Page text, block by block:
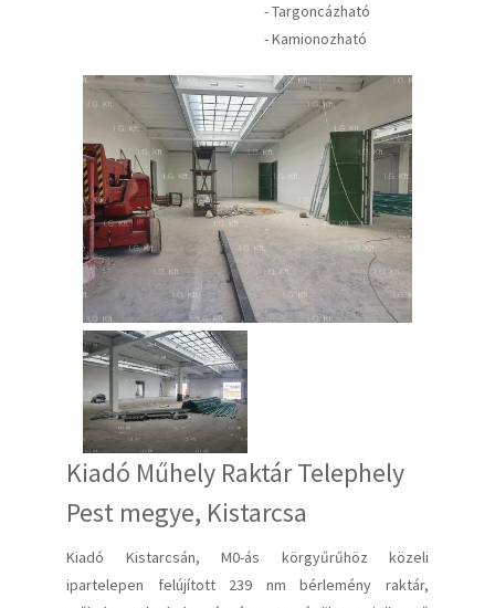
- Targoncázható
- Kamionozható
Kiadó Műhely Raktár Telephely
Pest megye, Kistarcsa
Kiadó Kistarcsán, M0-ás körgyűrűhöz közeli
ipartelepen felújított 239 nm bérlemény raktár,